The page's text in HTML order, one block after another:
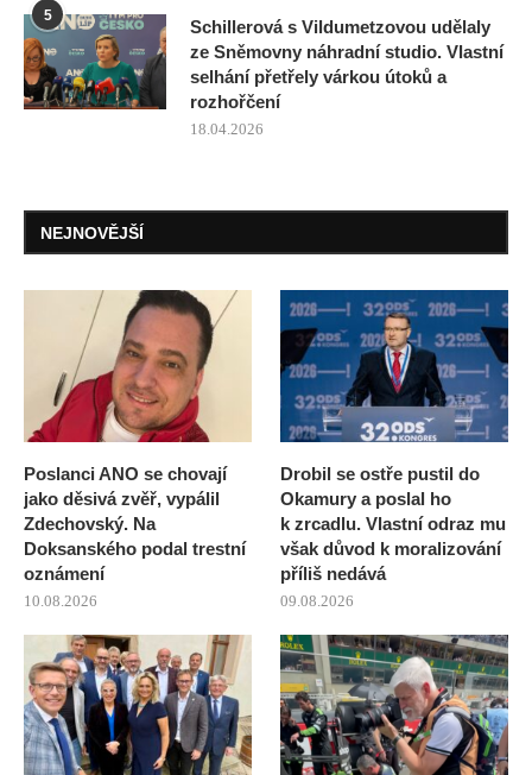
5
Schillerová s Vildumetzovou udělaly
ze Sněmovny náhradní studio. Vlastní
selhání přetřely várkou útoků a
rozhořčení
18.04.2026
NEJNOVĚJŠÍ
Poslanci ANO se chovají
jako děsivá zvěř, vypálil
Zdechovský. Na
Doksanského podal trestní
oznámení
10.08.2026
Drobil se ostře pustil do
Okamury a poslal ho
k zrcadlu. Vlastní odraz mu
však důvod k moralizování
příliš nedává
09.08.2026